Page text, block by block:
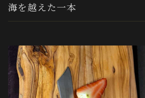
海を越えた一本